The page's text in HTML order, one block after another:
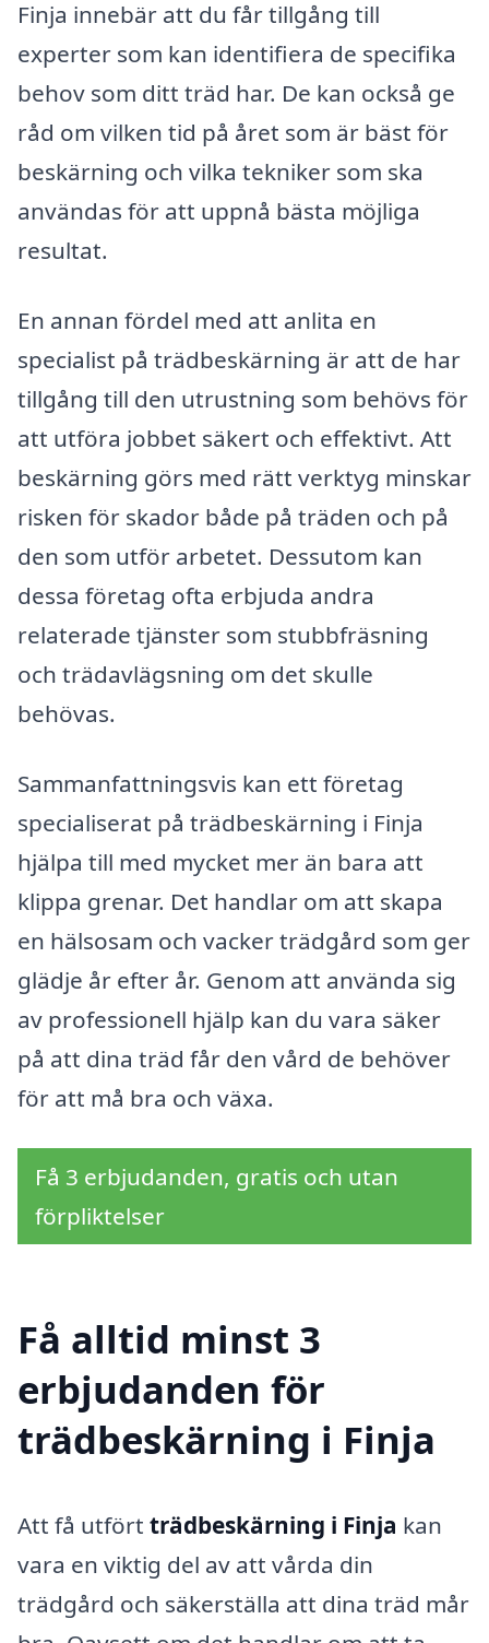
Finja innebär att du får tillgång till
experter som kan identifiera de specifika
behov som ditt träd har. De kan också ge
råd om vilken tid på året som är bäst för
beskärning och vilka tekniker som ska
användas för att uppnå bästa möjliga
resultat.
En annan fördel med att anlita en
specialist på trädbeskärning är att de har
tillgång till den utrustning som behövs för
att utföra jobbet säkert och effektivt. Att
beskärning görs med rätt verktyg minskar
risken för skador både på träden och på
den som utför arbetet. Dessutom kan
dessa företag ofta erbjuda andra
relaterade tjänster som stubbfräsning
och trädavlägsning om det skulle
behövas.
Sammanfattningsvis kan ett företag
specialiserat på trädbeskärning i Finja
hjälpa till med mycket mer än bara att
klippa grenar. Det handlar om att skapa
en hälsosam och vacker trädgård som ger
glädje år efter år. Genom att använda sig
av professionell hjälp kan du vara säker
på att dina träd får den vård de behöver
för att må bra och växa.
Få 3 erbjudanden, gratis och utan
förpliktelser
Få alltid minst 3
erbjudanden för
trädbeskärning i Finja
Att få utfört trädbeskärning i Finja kan
vara en viktig del av att vårda din
trädgård och säkerställa att dina träd mår